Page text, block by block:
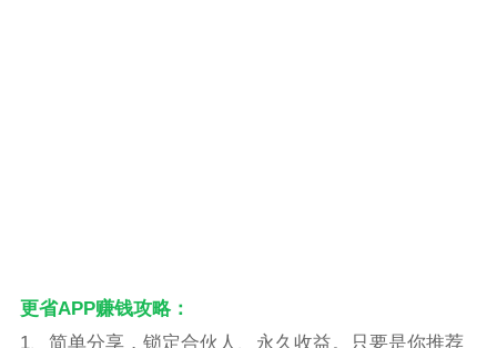
更省APP赚钱攻略：
1、简单分享，锁定合伙人、永久收益。只要是你推荐